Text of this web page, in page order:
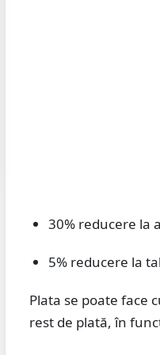
30% reducere la
5% reducere la
Plata se poate face
rest de plată, în